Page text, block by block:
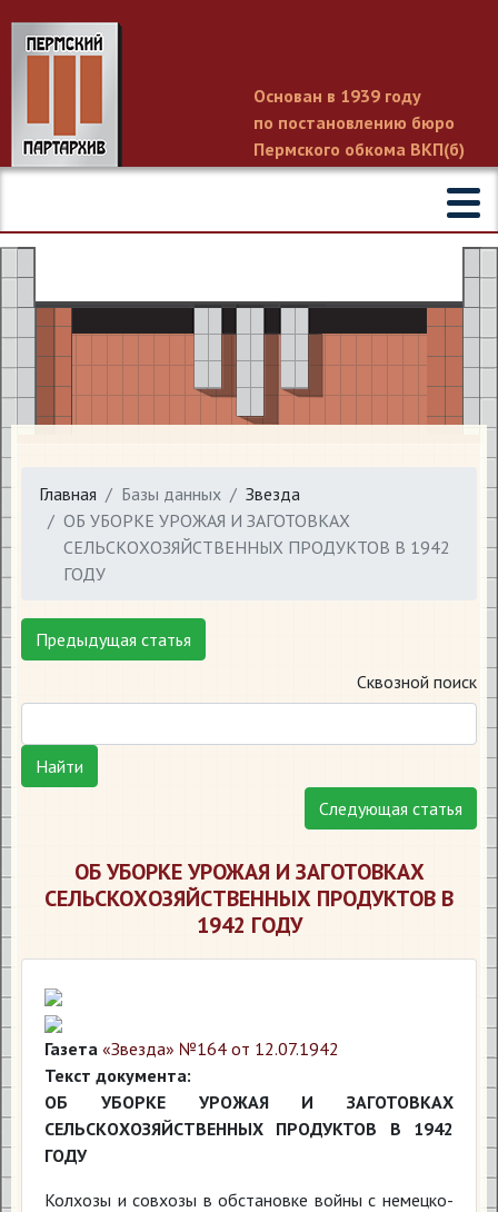
Основан в 1939 году
по постановлению бюро
Пермского обкома ВКП(б)
Главная Базы данных
Звезда
ОБ УБОРКЕ УРОЖАЯ И ЗАГОТОВКАХ
СЕЛЬСКОХОЗЯЙСТВЕННЫХ ПРОДУКТОВ В 1942
ГОДУ
Предыдущая статья
Сквозной поиск
Найти
Следующая статья
ОБ УБОРКЕ УРОЖАЯ И ЗАГОТОВКАХ
СЕЛЬСКОХОЗЯЙСТВЕННЫХ ПРОДУКТОВ В
1942 ГОДУ
Газета «Звезда» №164 от 12.07.1942
Текст документа:
ОБ УБОРКЕ УРОЖАЯ И ЗАГОТОВКАХ
СЕЛЬСКОХОЗЯЙСТВЕННЫХ ПРОДУКТОВ В 1942
ГОДУ
Колхозы и совхозы в обстановке войны с немецко-